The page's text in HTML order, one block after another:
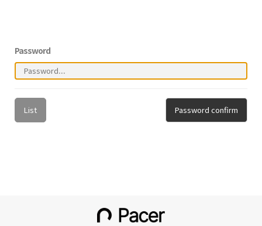
Password
List Password confirm